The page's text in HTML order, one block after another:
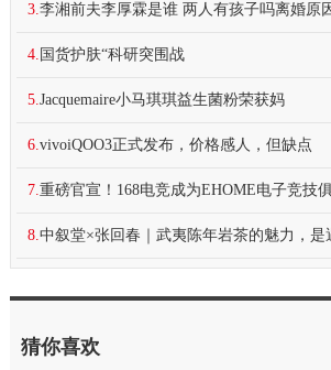
3.李湘前夫李厚霖是谁 两人有孩子吗离婚原
4. 国货护肤“科研突围战
5.Jacquemaire小马琪琪益生菌粉荣获妈
6.vivoiQOO3正式发布，价格感人，但缺点
7.重磅官宣！168电竞成为EHOME电子竞技
8.中叙堂×张回春｜武夷陈年岩茶的魅力，是
猜你喜欢